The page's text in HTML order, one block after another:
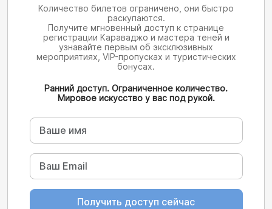
Количество билетов ограничено, они быстро
раскупаются.
Получите мгновенный доступ к странице
регистрации Караваджо и мастера теней и
узнавайте первым об эксклюзивных
мероприятиях, VIP-пропусках и туристических
бонусах.
Ранний доступ. Ограниченное количество.
Мировое искусство у вас под рукой.
Получить доступ сейчас